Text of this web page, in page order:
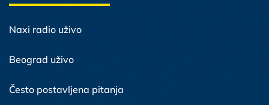
Naxi radio uživo
Beograd uživo
Često postavljena pitanja